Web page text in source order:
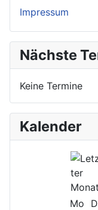
Impressum
Nächste
Keine Termine
Kalender
Mo